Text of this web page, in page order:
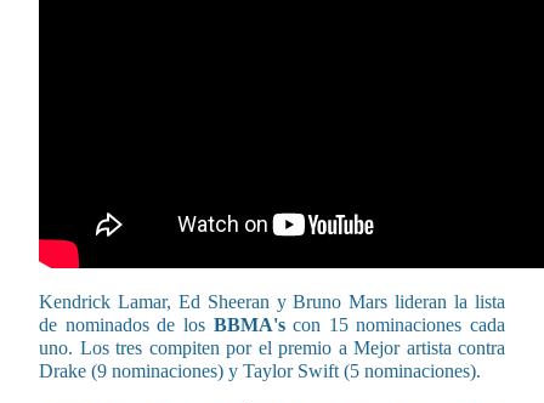
Kendrick Lamar, Ed Sheeran y Bruno Mars lideran la lista
de nominados de los BBMA'scon 15 nominaciones cada
uno. Los tres compiten por el premio a Mejor artista contra
Drake (9 nominaciones) y Taylor Swift (5 nominaciones).